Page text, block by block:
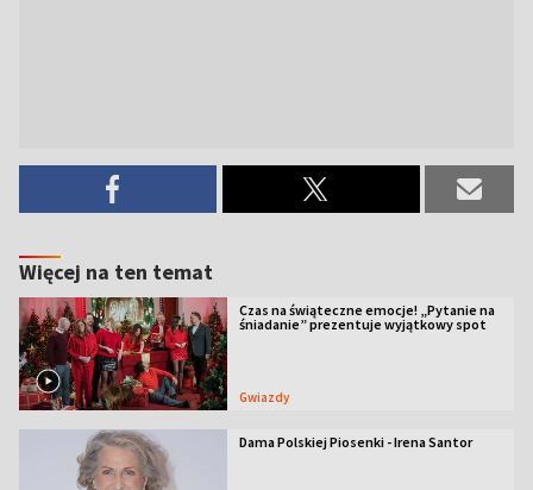
Więcej na ten temat
Czas na świąteczne emocje! „Pytanie na
śniadanie” prezentuje wyjątkowy spot
Gwiazdy
Dama Polskiej Piosenki - Irena Santor